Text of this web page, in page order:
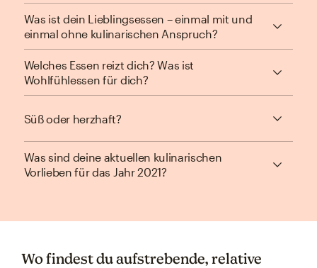
Was ist dein Lieblingsessen – einmal mit und
einmal ohne kulinarischen Anspruch?
Welches Essen reizt dich? Was ist
Wohlfühlessen für dich?
Süß oder herzhaft?
Was sind deine aktuellen kulinarischen
Vorlieben für das Jahr 2021?
Wo findest du aufstrebende, relative